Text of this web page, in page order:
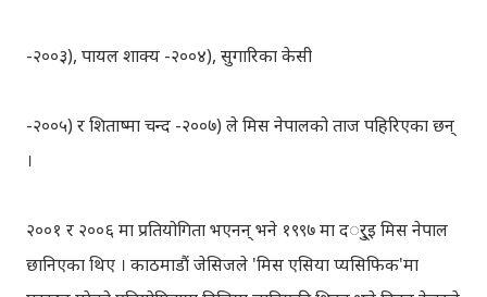
-२००३), पायल शाक्य -२००४), सुगारिका केसी
-२००५) र शिताष्मा चन्द -२००७) ले मिस नेपालको ताज पहिरिएका छन्
।
२००१ र २००६ मा प्रतियोगिता भएनन् भने १९९७ मा दर्ुइ मिस नेपाल
छानिएका थिए । काठमाडौं जेसिजले 'मिस एसिया प्यसिफिक'मा